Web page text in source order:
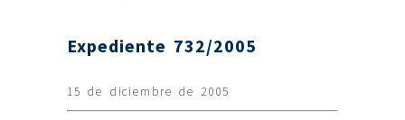
Expediente 732/2005
15 de diciembre de 2005